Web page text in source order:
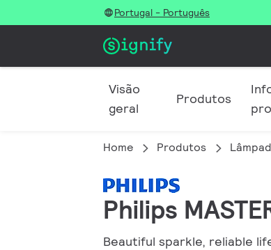
Portugal - Português
Visão
geral
Produtos
Home Produtos
Philips
Beautiful sparkle, reliable